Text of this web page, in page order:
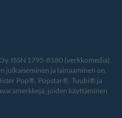
ISSN 1795-8180 (verkkomedia).
julkaiseminen ja lainaaminen on
Pop®, Popstar®, Tuubi® ja
joiden käyttäminen